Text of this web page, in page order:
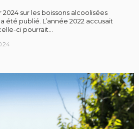
sur les boissons alcoolisées
été publié. L’année 2022 accusait
ci pourrait...